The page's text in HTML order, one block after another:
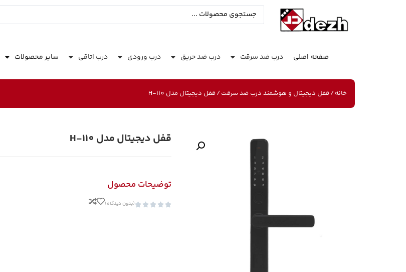
صفحه اصلی درب ضد سرقت درب ضد حریق درب ورودی درب اتاقی سایر محصولات
خانه/ قفل دیجیتال و هوشمند درب ضد سرقت/ قفل دیجیتال مدل H-110
قفل دیجیتال مدل H-110
توضیحات محصول




(بدون دیدگاه)